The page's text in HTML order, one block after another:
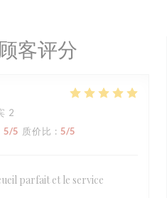
客评分
2
5/5 质价比 : 5/5
parfait et le service